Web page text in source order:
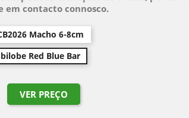
em contacto connosco.
Macho 6-8cm
Red Blue Bar
VER PREÇO